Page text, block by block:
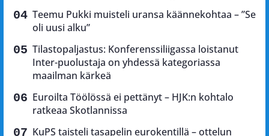
Teemu Pukki muisteli uransa käännekohtaa – ”Se
oli uusi alku”
Tilastopaljastus: Konferenssiliigassa loistanut
Inter-puolustaja on yhdessä kategoriassa
maailman kärkeä
Euroilta Töölössä ei pettänyt – HJK:n kohtalo
ratkeaa Skotlannissa
KuPS taisteli tasapelin eurokentillä – ottelun